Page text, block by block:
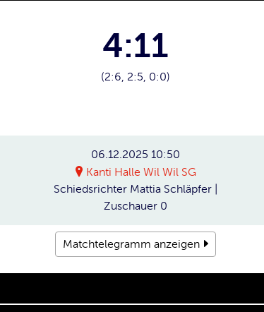
4:11
(2:6, 2:5, 0:0)
06.12.2025 10:50
Kanti Halle Wil Wil SG
Schiedsrichter Mattia Schläpfer |
Zuschauer 0
Matchtelegramm anzeigen